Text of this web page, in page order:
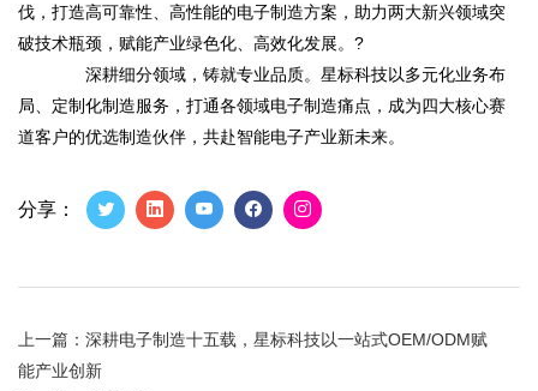
伐，打造高可靠性、高性能的电子制造方案，助力两大新兴领域突
破技术瓶颈，赋能产业绿色化、高效化发展。?
深耕细分领域，铸就专业品质。星标科技以多元化业务布
局、定制化制造服务，打通各领域电子制造痛点，成为四大核心赛
道客户的优选制造伙伴，共赴智能电子产业新未来。
分享：
上一篇：深耕电子制造十五载，星标科技以一站式OEM/ODM赋
能产业创新